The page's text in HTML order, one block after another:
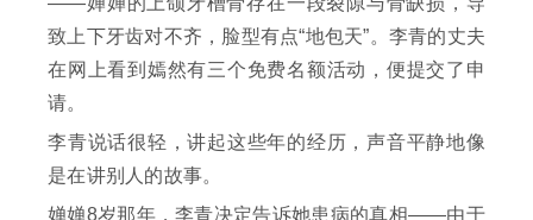
致上下牙齿对不齐，脸型有点“地包天”。李青的丈夫
在网上看到嫣然有三个免费名额活动，便提交了申
请。
李青说话很轻，讲起这些年的经历，声音平静地像
是在讲别人的故事。
婵婵8岁那年，李青决定告诉她患病的真相——由于